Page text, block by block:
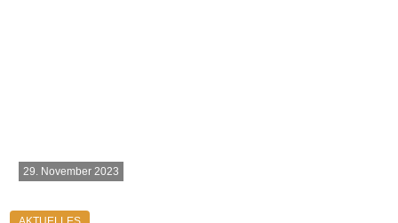
29. November 2023